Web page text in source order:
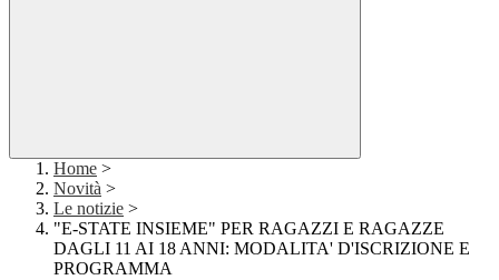
Home >
Novità >
Le notizie >
"E-STATE INSIEME" PER RAGAZZI E RAGAZZE
DAGLI 11 AI 18 ANNI: MODALITA' D'ISCRIZIONE E
PROGRAMMA